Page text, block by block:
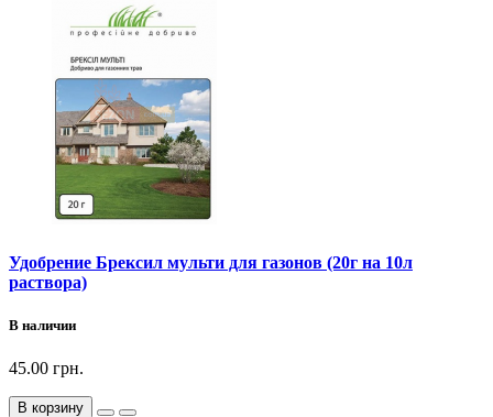
Удобрение Брексил мульти для газонов (20г на 10л
раствора)
В наличии
45.00 грн.
В корзину